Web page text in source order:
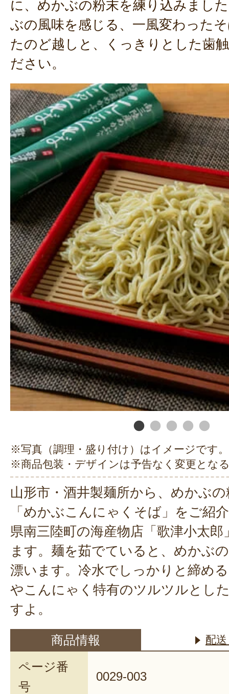
に、めかぶの粉末を練り込みまし
ぶの風味を感じる、一風変わった
たのど越しと、くっきりとした歯
ださい。
※写真（調理・盛り付け）はイメージです。
※商品包装・デザインは予告なく変更とな
山形市・酒井製麺所から、めかぶ
「めかぶこんにゃくそば」をご紹
県南三陸町の海産物店「歌津小太
ます。麺を茹でていると、めかぶ
漂います。冷水でしっかりと締め
やこんにゃく特有のツルツルとし
すよ。
商品情報 配
ページ番
号
0029-003